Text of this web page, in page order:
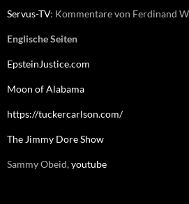
Servus-TV: Kommentare von Ferdinand
Englische Seiten
EpsteinJustice.com
Moon of Alabama
https://tuckercarlson.com/
The Jimmy Dore Show
Sammy Obeid,youtube